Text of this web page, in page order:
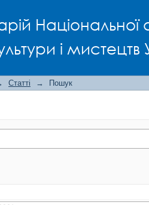
Національної
і мистецтв
Статті → Пошук